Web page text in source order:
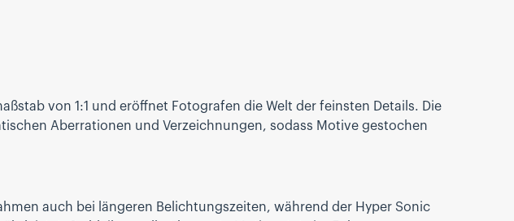
von 1:1 und eröffnet Fotografen die Welt der feinsten Details. Die
Aberrationen und Verzeichnungen, sodass Motive gestochen
auch bei längeren Belichtungszeiten, während der Hyper Sonic